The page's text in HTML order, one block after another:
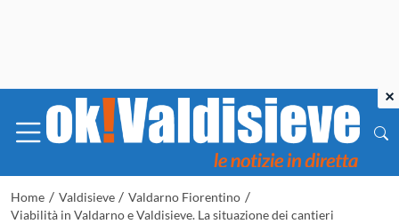
Home / Valdisieve / Valdarno Fiorentino /
Viabilità in Valdarno e Valdisieve. La situazione dei cantieri
×